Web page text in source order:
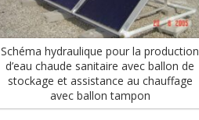
Schéma hydraulique pour la production
d’eau chaude sanitaire avec ballon de
stockage et assistance au chauffage
avec ballon tampon